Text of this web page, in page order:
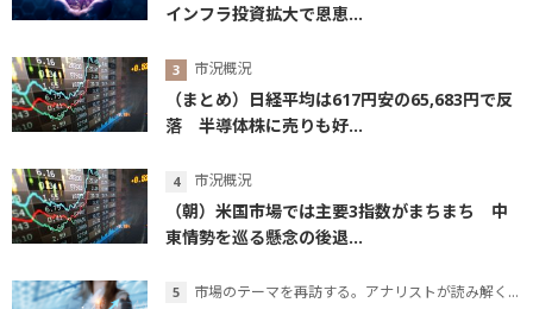
インフラ投資拡大で恩恵...
市況概況
（まとめ）日経平均は617円安の65,683円で反
落 半導体株に売りも好...
市況概況
（朝）米国市場では主要3指数がまちまち 中
東情勢を巡る懸念の後退...
市場のテーマを再訪する。アナリストが読み解くテーマの本質